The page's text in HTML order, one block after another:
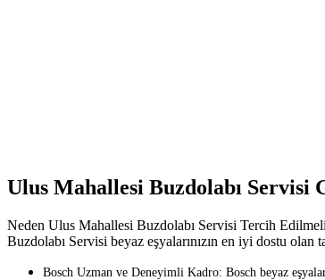
Ulus Mahallesi Buzdolabı
Neden Ulus Mahallesi Buzdolabı Servisi Tercih
Buzdolabı Servisi beyaz eşyalarınızın en iyi dostu
Bosch Uzman ve Deneyimli Kadro: Bosch beyaz